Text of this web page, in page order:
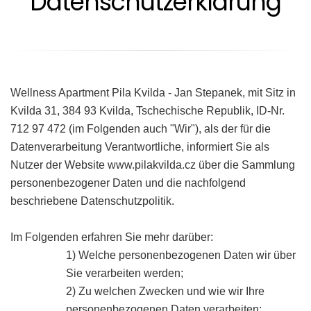
Wellness Apartment Pila Kvilda - Jan Stepanek, mit Sitz in
Kvilda 31, 384 93 Kvilda, Tschechische Republik, ID-Nr.
712 97 472 (im Folgenden auch "Wir"), als der für die
Datenverarbeitung Verantwortliche, informiert Sie als
Nutzer der Website www.pilakvilda.cz über die Sammlung
personenbezogener Daten und die nachfolgend
beschriebene Datenschutzpolitik.
Im Folgenden erfahren Sie mehr darüber:
1) Welche personenbezogenen Daten wir über
Sie verarbeiten werden;
2) Zu welchen Zwecken und wie wir Ihre